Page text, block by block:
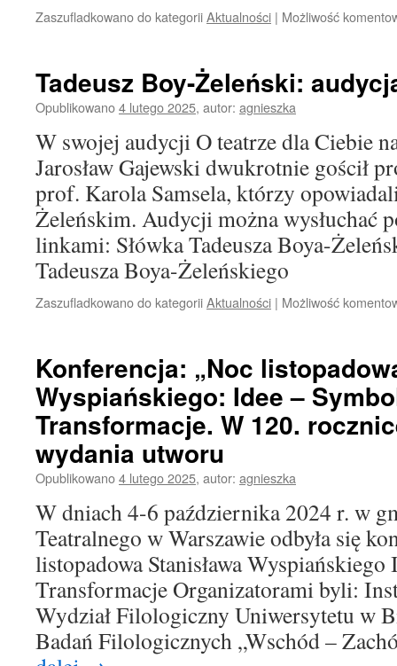
Zaszufladkowano do kategoriiAktualności | Możliwość
Tadeusz Boy-Żeleński:
Opublikowano4 lutego 2025, autor: agnieszka
W swojej audycji O teatrze dla Ciebie
Jarosław Gajewski dwukrotnie gościł
prof. Karola Samsela, którzy
Żeleńskim. Audycji można wysłuchać
linkami: Słówka Tadeusza Boya-
Tadeusza Boya-Żeleńskiego
Zaszufladkowano do kategoriiAktualności | Możliwość
Konferencja: „Noc
Wyspiańskiego: Idee –
Transformacje. W 120.
wydania utworu
Opublikowano4 lutego 2025, autor: agnieszka
W dniach 4-6 października 2024 r. w
Teatralnego w Warszawie odbyła się
listopadowa Stanisława
Transformacje Organizatorami byli:
Wydział Filologiczny Uniwersytetu w
Badań Filologicznych „Wschód –